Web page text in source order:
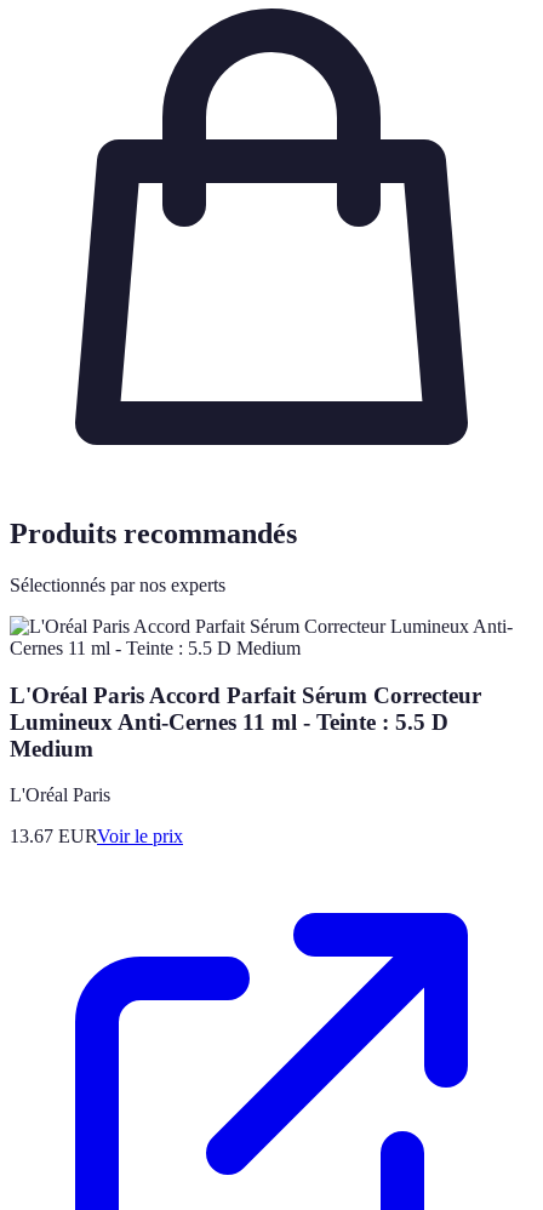
Produits recommandés
Sélectionnés par nos experts
L'Oréal Paris Accord Parfait Sérum Correcteur
Lumineux Anti-Cernes 11 ml - Teinte : 5.5 D
Medium
L'Oréal Paris
13.67 EURVoir le prix